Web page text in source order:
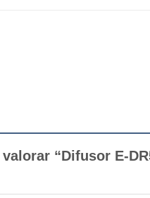
“Difusor E-